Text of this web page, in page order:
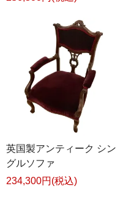
英国製アンティーク シン
グルソファ
234,300円(税込)